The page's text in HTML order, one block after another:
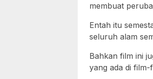
membuat
Entah itu
seluruh alam
Bahkan film ini
yang ada di